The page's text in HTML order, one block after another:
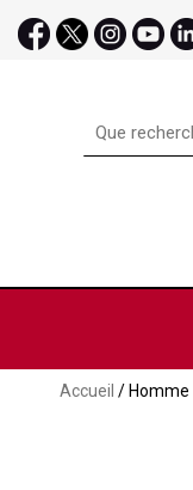
Accueil / Homme